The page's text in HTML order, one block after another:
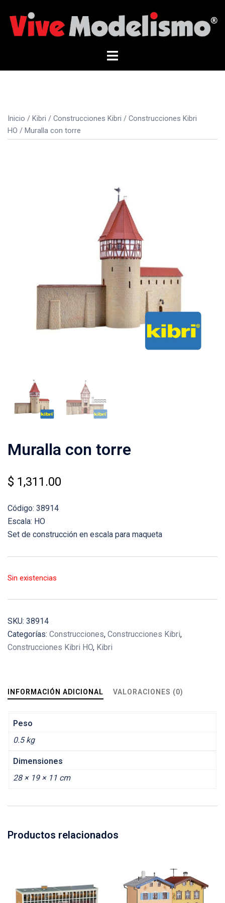
contenido
Alternar
Inicio / Kibri / Construcciones Kibri / Construcciones Kibri
HO / Muralla con torre
Muralla con torre
$ 1,311.00
Código: 38914
Escala: HO
Set de construcción en escala para maqueta
Sin existencias
SKU: 38914
Categorías: Construcciones, Construcciones Kibri,
Construcciones Kibri HO, Kibri
INFORMACIÓN ADICIONAL VALORACIONES (0)
Peso
0.5 kg
Dimensiones
28 × 19 × 11 cm
Productos relacionados